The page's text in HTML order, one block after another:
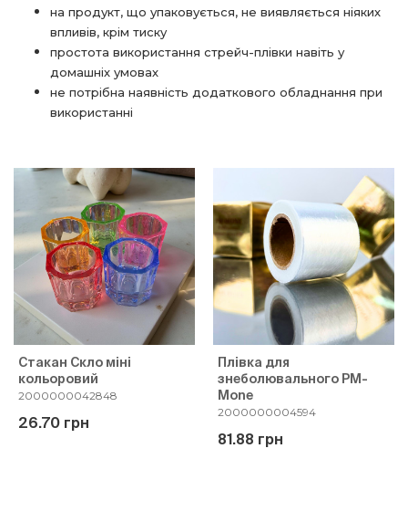
на продукт, що упаковується, не виявляється ніяких
впливів, крім тиску
простота використання стрейч-плівки навіть у
домашніх умовах
не потрібна наявність додаткового обладнання при
використанні
Стакан Скло міні
кольоровий
2000000042848
26.70 грн
Плівка для
знеболювального PM-
Mone
2000000004594
81.88 грн